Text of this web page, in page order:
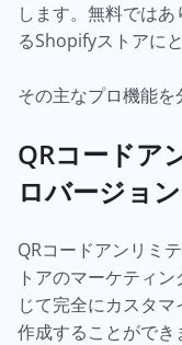
します。無料では
るShopifyストアに
その主なプロ機能を
QRコードア
ロバージョ
QRコードアンリミ
トアのマーケティ
じて完全にカスタ
作成することがで